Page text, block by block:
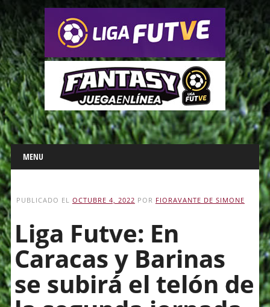
Main menu
Skip
to
content
MENU
PUBLICADO EL OCTUBRE 4, 2022 POR FIORAVANTE DE SIMONE
Liga Futve: En
Caracas y Barinas
se subirá el telón de